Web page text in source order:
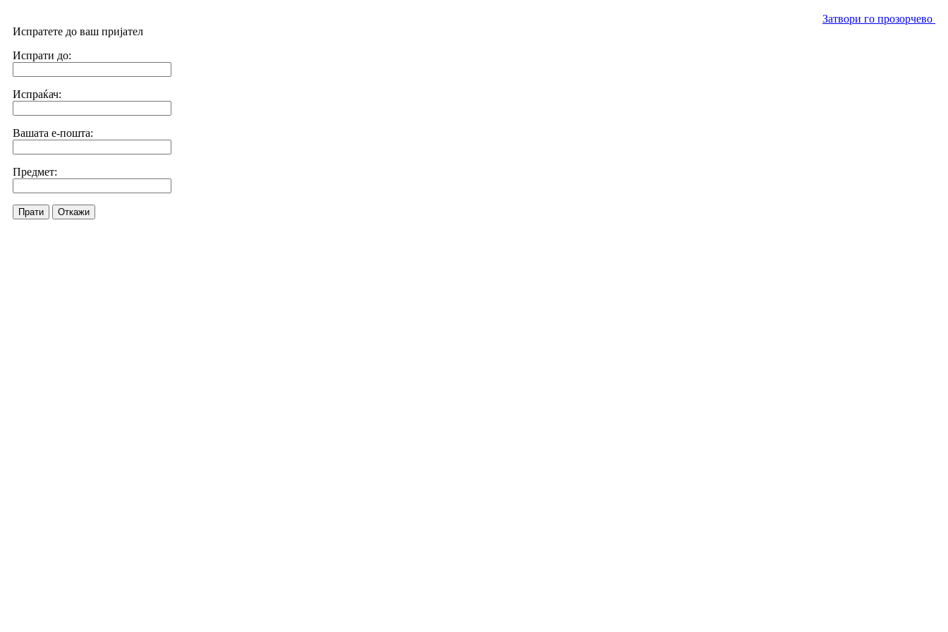
Затвори го прозорчево
Испратете до ваш пријател
Испрати до:
Испраќач:
Вашата е-пошта:
Предмет:
Прати Откажи